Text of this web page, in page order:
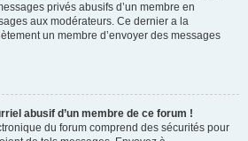
privés abusifs d’un membre en
aux modérateurs. Ce dernier a la
un membre d’envoyer des messages
abusif d’un membre de ce forum !
du forum comprend des sécurités pour